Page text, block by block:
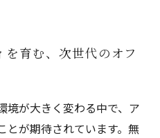
育む、次世代のオフ
境が大きく変わる中で、ア
とが期待されています。無